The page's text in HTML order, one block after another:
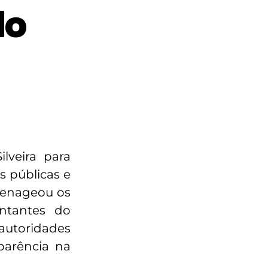
para
públicas e
os
do
na